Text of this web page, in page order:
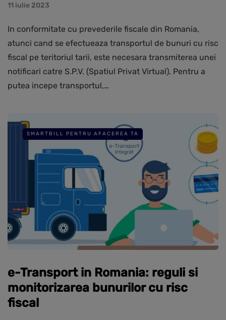
11 iulie 2023
In conformitate cu prevederile fiscale din Romania,
atunci cand se efectueaza transportul de bunuri cu risc
fiscal pe teritoriul tarii, este necesara transmiterea unei
notificari catre S.P.V. (Spatiul Privat Virtual). Pentru a
putea incepe transportul,…
SMARTBILL PENTRU AFACEREA TA
e-Transport in Romania: reguli si
monitorizarea bunurilor cu risc
fiscal